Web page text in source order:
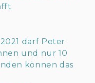
darf Peter
und nur 10
können das